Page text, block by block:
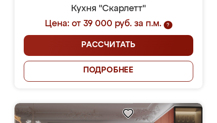
Кухня "Скарлетт"
Цена: от 39 000 руб. за п.м.
?
РАССЧИТАТЬ
ПОДРОБНЕЕ